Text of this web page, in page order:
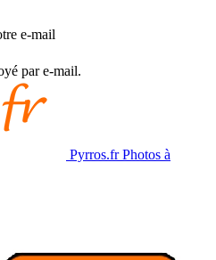
e-mail
par e-mail.
Pyrros.fr Photos à